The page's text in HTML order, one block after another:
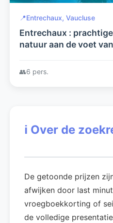
📍Entrechaux, Vaucluse
Entrechaux :
natuur aan de voet
👥6 pers.
ℹ️ Over de
De getoonde prijzen
afwijken door last
vroegboekkorting of
de volledige